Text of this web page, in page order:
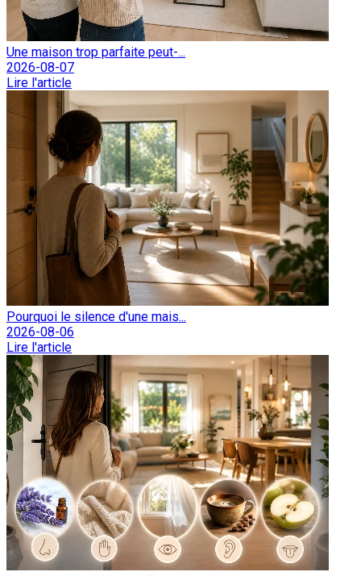
Une maison trop parfaite peut-...
2026-08-07
Lire l'article
Pourquoi le silence d'une mais...
2026-08-06
Lire l'article